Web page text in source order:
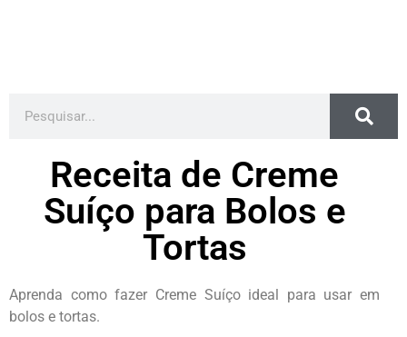
Receita de Creme
Suíço para Bolos e
Tortas
Aprenda como fazer Creme Suíço ideal para usar em
bolos e tortas.